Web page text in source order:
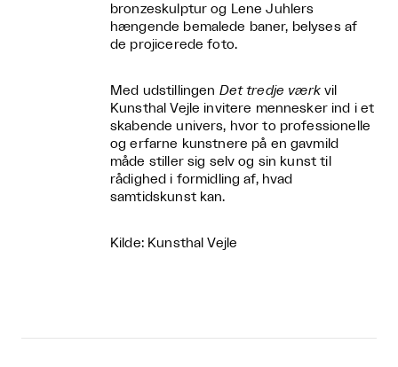
bronzeskulptur og Lene Juhlers
hængende bemalede baner, belyses af
de projicerede foto.
Med udstillingen Det tredje værkvil
Kunsthal Vejle invitere mennesker ind i et
skabende univers, hvor to professionelle
og erfarne kunstnere på en gavmild
måde stiller sig selv og sin kunst til
rådighed i formidling af, hvad
samtidskunst kan.
Kilde: Kunsthal Vejle